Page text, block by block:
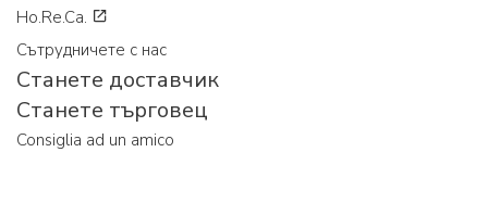
Ho.Re.Ca.
Сътрудничете с нас
Станете доставчик
Станете търговец
Consiglia ad un amico